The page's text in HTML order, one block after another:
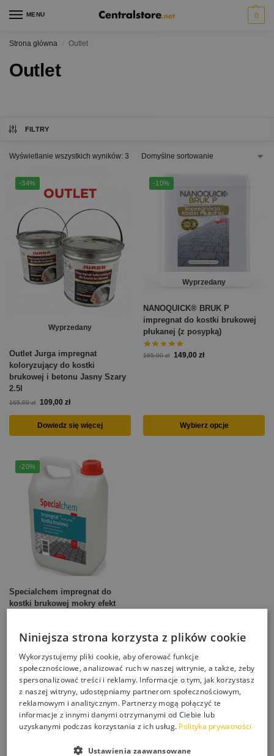
MENU 0
Strona główna / Outlet
Outlet
FILTRY
Wyświetlanie wszystkich wyników: 3
-34%
Wyprzedany
Outlet Jurga impregnat
koloryzujący do kostki
brukowej i betonu Jasny Szary
2.5l
165,00zł 109,00 zł
Dowiedz się więcej
-10%
Wyprzedany
NANOQUICK® BRUK P
impregnat do kostki brukowej
płukanej (z posypką)
165,00zł 149,00 zł
Wybierz opcje
-20%
Specialchem impregnat do
kostki brukowej mokry efekt
Wyświetlanie wszystkich wyników: 3
Outlet – produkty pełnowartościowe w niższej cenie, z otwartym
lub lekko uszkodzonym opakowaniem. Impregnaty i preparaty z
końcówek serii, wyprzedaży i zwrotów, w pełni sprawne, taniej.
Niniejsza strona korzysta z plików cookie
Wykorzystujemy pliki cookie, aby oferować funkcje
społecznościowe, analizować ruch w naszej witrynie, a także, żeby
spersonalizować treści i reklamy. Informacje o tym, jak korzystasz
z naszej witryny, udostępniamy partnerom społecznościowym,
reklamowym i analitycznym. Partnerzy mogą połączyć te
informacje z innymi danymi otrzymanymi od Ciebie lub
uzyskanymi podczas korzystania z ich usług. Polityka prywatności
Ustawienia zaawansowane